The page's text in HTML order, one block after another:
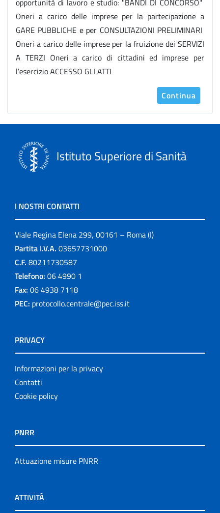
opportunità di lavoro e studio: "BANDI DI CONCORSO"
Oneri a carico delle imprese per la partecipazione a
GARE PUBBLICHE e per CONSULTAZIONI PRELIMINARI
Oneri a carico delle imprese per la fruizione dei SERVIZI
A TERZI Oneri a carico di cittadini ed imprese per
l’esercizio ACCESSO GLI ATTI
Continua
Istituto Superiore di Sanità
I NOSTRI CONTATTI
Viale Regina Elena 299, 00161 – Roma (I)
Partita I.V.A. 03657731000
C.F. 80211730587
Telefono: 06 4990 1
Fax: 06 4938 7118
PEC: protocollo.centrale@pec.iss.it
PRIVACY
Informazioni per la privacy
Contatti
Cookie policy
PNRR
Attuazione misure PNRR
ATTIVITÀ